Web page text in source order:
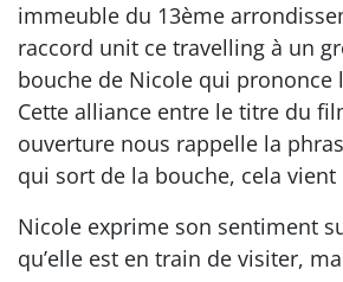
immeuble du 13ème
raccord unit ce travelling à un
bouche de Nicole qui prononce
Cette alliance entre le titre du
ouverture nous rappelle la
qui sort de la bouche, cela
Nicole exprime son sentiment
qu’elle est en train de visiter,